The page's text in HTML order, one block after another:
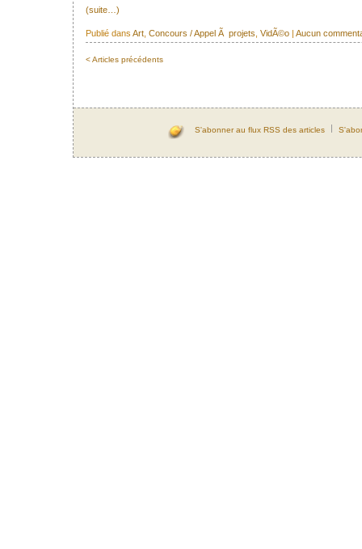
(suite…)
Publié dans Art Concours / Appel Ã projets VidÃ©o | Aucun
< Articles précédents
S'abonner au flux RSS des articles